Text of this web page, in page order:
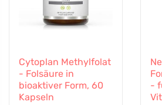
Cytoplan Methylfolat
- Folsäure in
bioaktiver Form, 60
Kapseln
-